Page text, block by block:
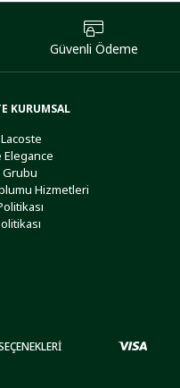
Güvenli Ödeme
KURUMSAL
Elegance
Grubu
Hizmetleri